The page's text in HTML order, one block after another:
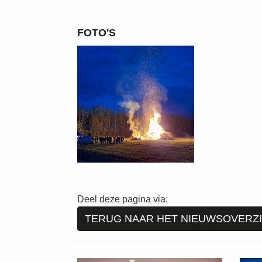
FOTO'S
Deel deze pagina via:
TERUG NAAR HET